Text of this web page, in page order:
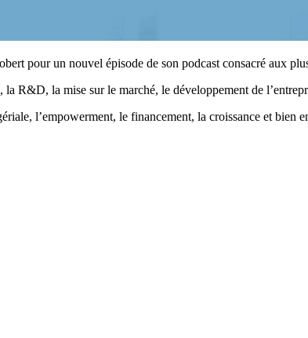
pour un nouvel épisode de son podcast consacré aux
R&D, la mise sur le marché, le développement de
l’empowerment, le financement, la croissance et bien